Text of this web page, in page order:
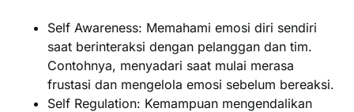
Self Awareness: Memahami emosi diri sendiri
saat berinteraksi dengan pelanggan dan tim.
Contohnya, menyadari saat mulai merasa
frustasi dan mengelola emosi sebelum bereaksi.
Self Regulation: Kemampuan mengendalikan